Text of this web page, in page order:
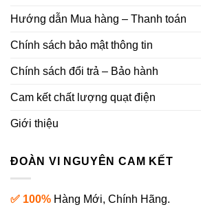
Hướng dẫn Mua hàng – Thanh toán
Chính sách bảo mật thông tin
Chính sách đổi trả – Bảo hành
Cam kết chất lượng quạt điện
Giới thiệu
ĐOÀN VI NGUYÊN CAM KẾT
✅ 100% Hàng Mới, Chính Hãng.